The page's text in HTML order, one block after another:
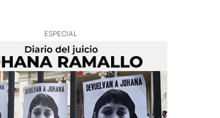
ESPECIAL